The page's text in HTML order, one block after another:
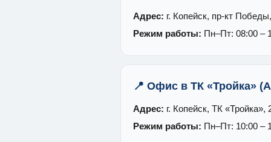
Адрес: г. Копейск, пр-кт
Режим работы: Пн–Пт: 08:00 –
📍 Офис в ТК «Тройка»
Адрес: г. Копейск, ТК «Тройка»,
Режим работы: Пн–Пт: 10:00 –